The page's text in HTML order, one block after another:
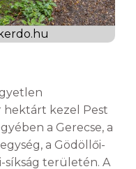
hektárt kezel Pest
a Gerecse, a
a Gödöllői-
síkság területén. A